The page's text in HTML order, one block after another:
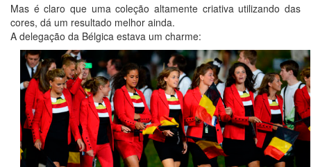
Mas é claro que uma coleção altamente criativa utilizando das
cores, dá um resultado melhor ainda.
A delegação da Bélgica estava um charme: